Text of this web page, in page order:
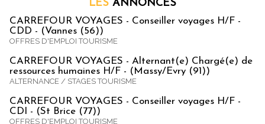
LES ANNONCES
CARREFOUR VOYAGES - Conseiller voyages H/F -
CDD - (Vannes (56))
OFFRES D'EMPLOI TOURISME
CARREFOUR VOYAGES - Alternant(e) Chargé(e) de
ressources humaines H/F - (Massy/Evry (91))
ALTERNANCE / STAGES TOURISME
CARREFOUR VOYAGES - Conseiller voyages H/F -
CDI - (St Brice (77))
OFFRES D'EMPLOI TOURISME